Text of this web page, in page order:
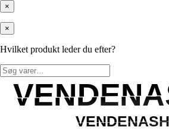
×
×
Hvilket produkt leder du efter?
Søg
efter: